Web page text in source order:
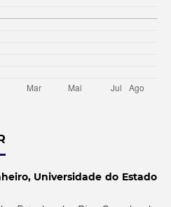
Universidade do Estado